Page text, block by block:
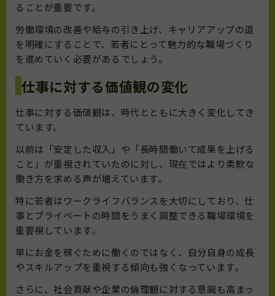
ることが重要です。
労働環境の改善や給与の引き上げ、キャリアアップの道
を明確にすることで、若者にとって魅力的な職場づくり
を進めていく必要があるでしょう。
仕事に対する価値観の変化
仕事に対する価値観は、時代とともに大きく変化してき
ています。
以前は「安定した収入」や「長時間働いて成果を上げる
こと」が重視されていたのに対し、現在ではより柔軟な
働き方を求める声が増えています。
特に若者はワークライフバランスを大切にしており、仕
事とプライベートの時間をうまく調整できる職場環境を
重要視しています。
単にお金を稼ぐために働くのではなく、自分自身の成長
やスキルアップを重視する傾向も強くなっています。
さらに、社会貢献や企業の倫理観に対する意識も高まっ